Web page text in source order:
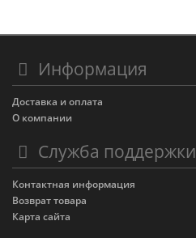
Информация
Доставка и оплата
О компании
Служба поддержки
Контактная информация
Возврат товара
Карта сайта